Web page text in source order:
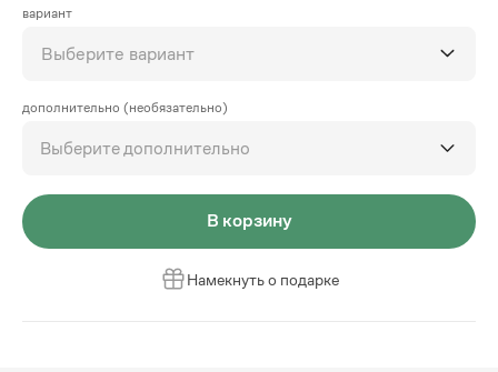
вариант
Выберите вариант
дополнительно (необязательно)
Выберите дополнительно
В корзину
Намекнуть о подарке